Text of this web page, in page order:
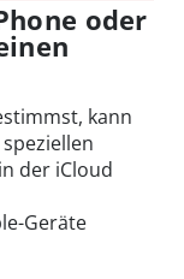
oder
kann
der iCloud
Geräte